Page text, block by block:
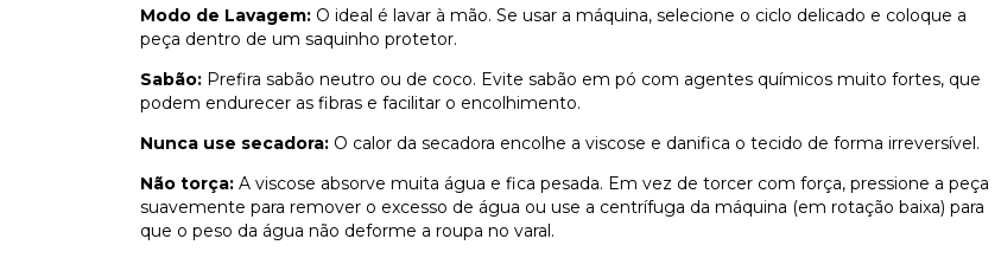
Modo de Lavagem: O ideal é lavar à mão. Se usar a máquina, selecione o ciclo delicado e coloque a
peça dentro de um saquinho protetor.
Sabão: Prefira sabão neutro ou de coco. Evite sabão em pó com agentes químicos muito fortes, que
podem endurecer as fibras e facilitar o encolhimento.
Nunca use secadora: O calor da secadora encolhe a viscose e danifica o tecido de forma irreversível.
Não torça: A viscose absorve muita água e fica pesada. Em vez de torcer com força, pressione a peça
suavemente para remover o excesso de água ou use a centrífuga da máquina (em rotação baixa) para
que o peso da água não deforme a roupa no varal.